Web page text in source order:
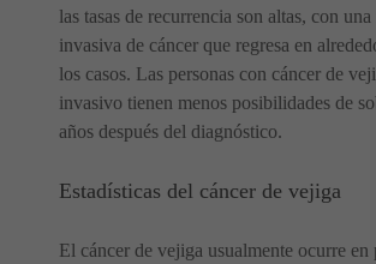
las tasas de recurrencia son altas, con
invasiva de cáncer que regresa en
los casos. Las personas con cáncer de
invasivo tienen menos posibilidades de
años después del diagnóstico.
Estadísticas del cáncer de vejiga
El cáncer de vejiga usualmente ocurre en